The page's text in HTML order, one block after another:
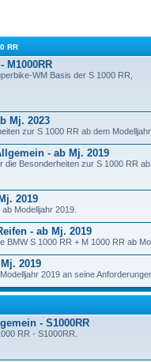
RR
M1000RR
WM Basis der S 1000 RR,
Mj. 2023
zur S 1000 RR ab dem
- ab Mj. 2019
die Besonderheiten zur S 1000 RR
2019
Modelljahr 2019.
- ab Mj. 2019
BMW S 1000 RR + M 1000 RR ab
2019
2019 an seine
- S1000RR
RR - S1000RR.